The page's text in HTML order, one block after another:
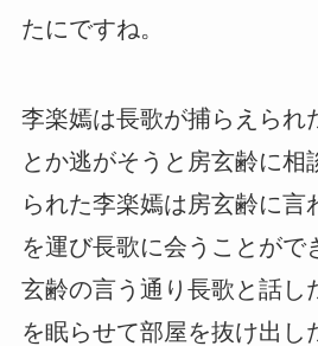
たにですね。
李楽嫣は長歌が捕らえられ
とか逃がそうと房玄齢に相
られた李楽嫣は房玄齢に言
を運び長歌に会うことがで
玄齢の言う通り長歌と話し
を眠らせて部屋を抜け出し